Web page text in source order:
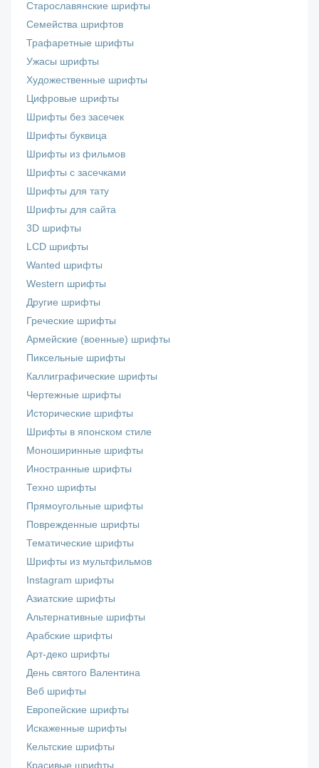
Старославянские шрифты
Семейства шрифтов
Трафаретные шрифты
Ужасы шрифты
Художественные шрифты
Цифровые шрифты
Шрифты без засечек
Шрифты буквица
Шрифты из фильмов
Шрифты с засечками
Шрифты для тату
Шрифты для сайта
3D шрифты
LCD шрифты
Wanted шрифты
Western шрифты
Другие шрифты
Греческие шрифты
Армейские (военные) шрифты
Пиксельные шрифты
Каллиграфические шрифты
Чертежные шрифты
Исторические шрифты
Шрифты в японском стиле
Моноширинные шрифты
Иностранные шрифты
Техно шрифты
Прямоугольные шрифты
Поврежденные шрифты
Тематические шрифты
Шрифты из мультфильмов
Instagram шрифты
Азиатские шрифты
Альтернативные шрифты
Арабские шрифты
Арт-деко шрифты
День святого Валентина
Веб шрифты
Европейские шрифты
Искаженные шрифты
Кельтские шрифты
Красивые шрифты